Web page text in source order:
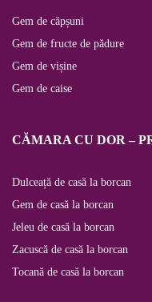
Gem de căpșuni
Gem de fructe de pădure
Gem de vișine
Gem de caise
CĂMARA CU DOR –
Dulceață de casă la borcan
Gem de casă la borcan
Jeleu de casă la borcan
Zacuscă de casă la borcan
Tocană de casă la borcan